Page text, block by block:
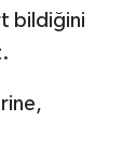
bildiğini